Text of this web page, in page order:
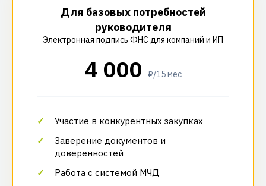
Для базовых потребностей
руководителя
Электронная подпись ФНС для компаний и ИП
4 000 ₽/15 мес
Участие в конкурентных закупках
Заверение документов и
доверенностей
Работа с системой МЧД